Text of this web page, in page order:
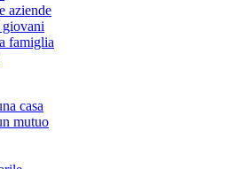
aziende
famiglia
menù di secondo livello
casa
mutuo